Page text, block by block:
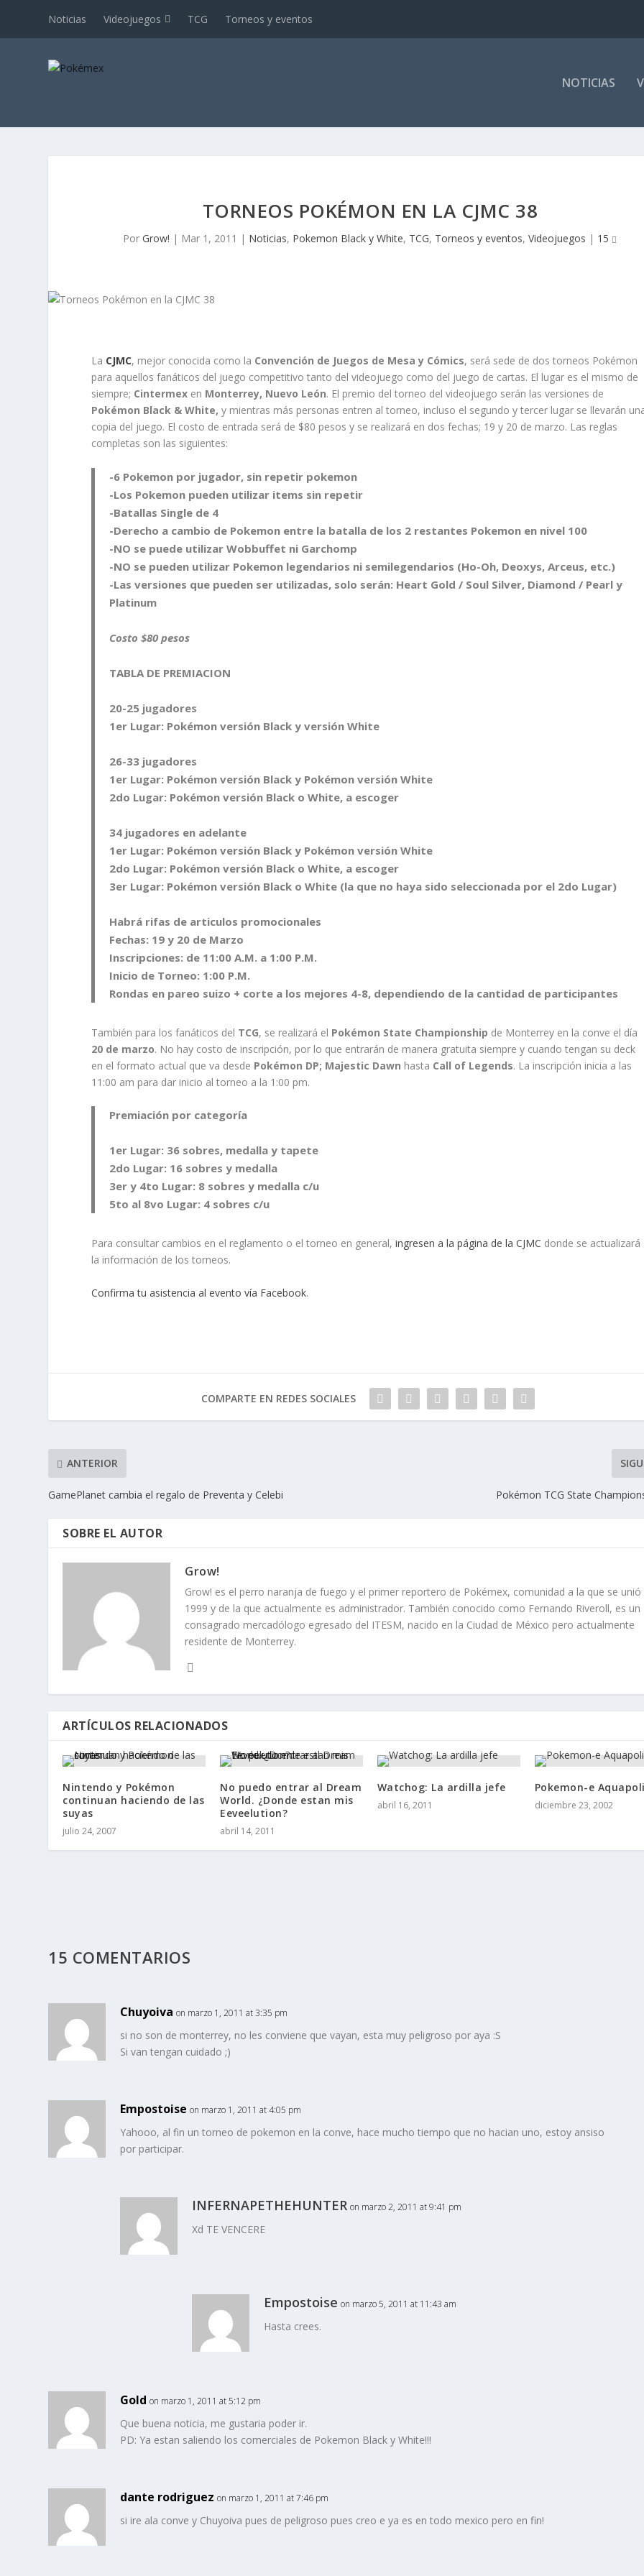
Noticias Videojuegos TCG Torneos y eventos
NOTICIAS
TORNEOS POKÉMON EN LA CJMC 38
PorGrow! | Mar 1, 2011 | Noticias, Pokemon Black y White, TCG, Torneos y eventos,Videojuegos | 15
La CJMC, mejor conocida como la Convención de Juegos de Mesa y Cómics, será sede de dos torneos Pokémon
para aquellos fanáticos del juego competitivo tanto del videojuego como del juego de cartas. El lugar es el mismo de
siempre; Cintermex en Monterrey, Nuevo León. El premio del torneo del videojuego serán las versiones de
Pokémon Black & White, y mientras más personas entren al torneo, incluso el segundo y tercer lugar se llevarán
copia del juego. El costo de entrada será de $80 pesos y se realizará en dos fechas; 19 y 20 de marzo. Las reglas
completas son las siguientes:
-6 Pokemon por jugador, sin repetir pokemon
-Los Pokemon pueden utilizar items sin repetir
-Batallas Single de 4
-Derecho a cambio de Pokemon entre la batalla de los 2 restantes Pokemon en nivel 100
-NO se puede utilizar Wobbuffet ni Garchomp
-NO se pueden utilizar Pokemon legendarios ni semilegendarios (Ho-Oh, Deoxys, Arceus, etc.)
-Las versiones que pueden ser utilizadas, solo serán: Heart Gold / Soul Silver, Diamond / Pearl y
Platinum
Costo $80 pesos
TABLA DE PREMIACION
20-25 jugadores
1er Lugar: Pokémon versión Black y versión White
26-33 jugadores
1er Lugar: Pokémon versión Black y Pokémon versión White
2do Lugar: Pokémon versión Black o White, a escoger
34 jugadores en adelante
1er Lugar: Pokémon versión Black y Pokémon versión White
2do Lugar: Pokémon versión Black o White, a escoger
3er Lugar: Pokémon versión Black o White (la que no haya sido seleccionada por el 2do Lugar)
Habrá rifas de articulos promocionales
Fechas: 19 y 20 de Marzo
Inscripciones: de 11:00 A.M. a 1:00 P.M.
Inicio de Torneo: 1:00 P.M.
Rondas en pareo suizo + corte a los mejores 4-8, dependiendo de la cantidad de participantes
También para los fanáticos del TCG, se realizará el Pokémon State Championship de Monterrey en la conve el día
20 de marzo. No hay costo de inscripción, por lo que entrarán de manera gratuita siempre y cuando tengan su deck
en el formato actual que va desde Pokémon DP; Majestic Dawn hasta Call of Legends. La inscripción inicia a las
11:00 am para dar inicio al torneo a la 1:00 pm.
Premiación por categoría
1er Lugar: 36 sobres, medalla y tapete
2do Lugar: 16 sobres y medalla
3er y 4to Lugar: 8 sobres y medalla c/u
5to al 8vo Lugar: 4 sobres c/u
Para consultar cambios en el reglamento o el torneo en general,ingresen a la página de la CJMC donde se actualizará
la información de los torneos.
Confirma tu asistencia al evento vía Facebook.
COMPARTE EN REDES SOCIALES
ANTERIOR
GamePlanet cambia el regalo de Preventa y Celebi Pokémon TCG State
SOBRE EL AUTOR
Grow!
Grow! es el perro naranja de fuego y el primer reportero de Pokémex, comunidad a la que se unió
1999 y de la que actualmente es administrador. También conocido como Fernando Riveroll, es un
consagrado mercadólogo egresado del ITESM, nacido en la Ciudad de México pero actualmente
residente de Monterrey.
ARTÍCULOS RELACIONADOS
Nintendo y Pokémon
continuan haciendo de las
suyas
julio 24, 2007
No puedo entrar al Dream
World. ¿Donde estan mis
Eeveelution?
abril 14, 2011
Watchog: La ardilla jefe
abril 16, 2011
Pokemon-e
diciembre 23, 2002
15 COMENTARIOS
Chuyoiva on marzo 1, 2011 at 3:35 pm
si no son de monterrey, no les conviene que vayan, esta muy peligroso por aya :S
Si van tengan cuidado ;)
Empostoise on marzo 1, 2011 at 4:05 pm
Yahooo, al fin un torneo de pokemon en la conve, hace mucho tiempo que no hacian uno, estoy ansiso
por participar.
INFERNAPETHEHUNTER on marzo 2, 2011 at 9:41 pm
Xd TE VENCERE
Empostoise on marzo 5, 2011 at 11:43 am
Hasta crees.
Gold on marzo 1, 2011 at 5:12 pm
Que buena noticia, me gustaria poder ir.
PD: Ya estan saliendo los comerciales de Pokemon Black y White!!!
dante rodriguez on marzo 1, 2011 at 7:46 pm
si ire ala conve y Chuyoiva pues de peligroso pues creo e ya es en todo mexico pero en fin!